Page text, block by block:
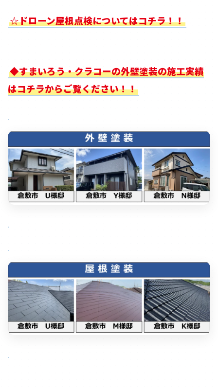
☆ドローン屋根点検についてはコチラ！！
◆すまいろう・クラコーの外壁塗装の施工実績
はコチラからご覧ください！！